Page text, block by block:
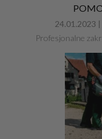
24.01.2023 |
Profesjonalne